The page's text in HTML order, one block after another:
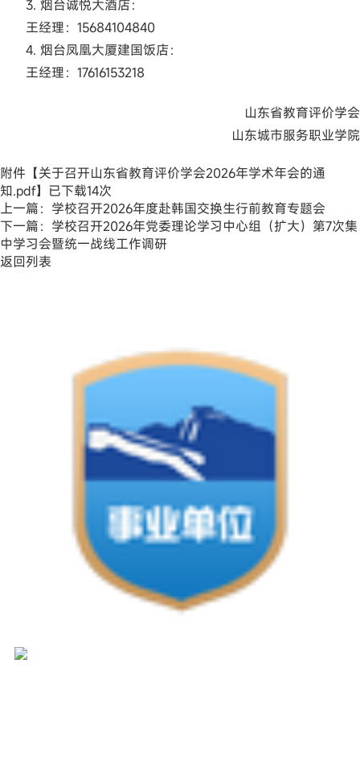
3. 烟台诚悦大酒店：
王经理：15684104840
4. 烟台凤凰大厦建国饭店：
王经理：17616153218
山东省教育评价学会
山东城市服务职业学院
附件【关于召开山东省教育评价学会2026年学术年会的通
知.pdf】已下载14次
上一篇： 学校召开2026年度赴韩国交换生行前教育专题会
下一篇： 学校召开2026年党委理论学习中心组（扩大）第7次集
中学习会暨统一战线工作调研
返回列表